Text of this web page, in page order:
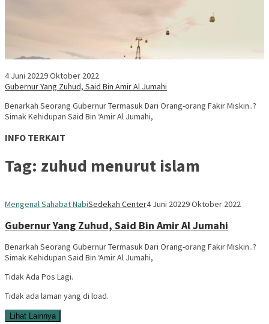
4 Juni 20229 Oktober 2022
Gubernur Yang Zuhud, Said Bin Amir Al Jumahi
Benarkah Seorang Gubernur Termasuk Dari Orang-orang Fakir Miskin..?
Simak Kehidupan Said Bin ‘Amir Al Jumahi,
INFO TERKAIT
Tag: zuhud menurut islam
Mengenal Sahabat NabiSedekah Center4 Juni 20229 Oktober 2022
Gubernur Yang Zuhud, Said Bin Amir Al Jumahi
Benarkah Seorang Gubernur Termasuk Dari Orang-orang Fakir Miskin..?
Simak Kehidupan Said Bin ‘Amir Al Jumahi,
Tidak Ada Pos Lagi.
Tidak ada laman yang di load.
Lihat Lainnya